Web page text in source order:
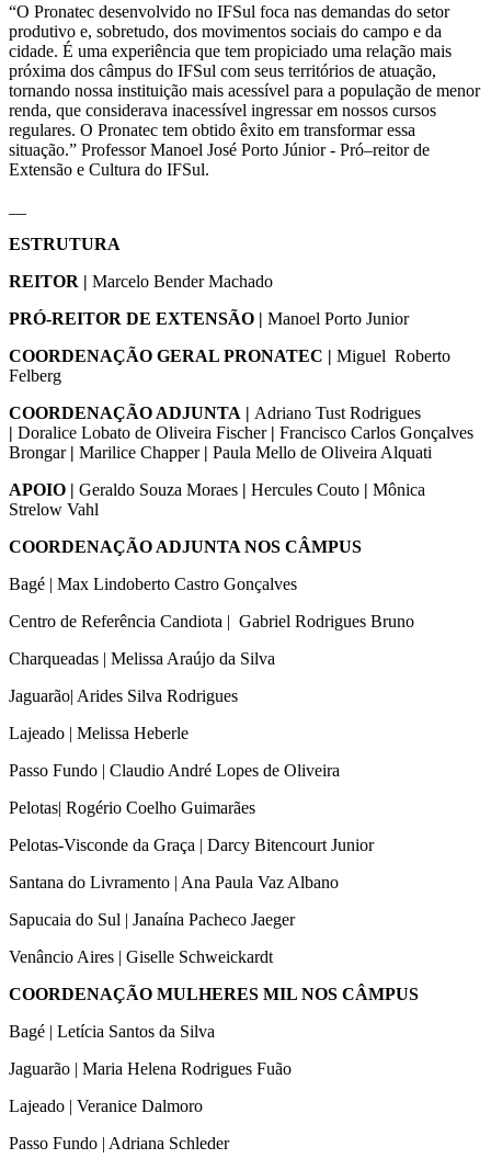
“O Pronatec desenvolvido no IFSul foca nas demandas do setor
produtivo e, sobretudo, dos movimentos sociais do campo e da
cidade. É uma experiência que tem propiciado uma relação mais
próxima dos câmpus do IFSul com seus territórios de atuação,
tornando nossa instituição mais acessível para a população de menor
renda, que considerava inacessível ingressar em nossos cursos
regulares. O Pronatec tem obtido êxito em transformar essa
situação.” Professor Manoel José Porto Júnior - Pró–reitor de
Extensão e Cultura do IFSul.
ESTRUTURA
REITOR | Marcelo Bender Machado
PRÓ-REITOR DE EXTENSÃO | Manoel Porto Junior
COORDENAÇÃO GERAL PRONATEC | Miguel Roberto
Felberg
COORDENAÇÃO ADJUNTA | Adriano Tust Rodrigues
| Doralice Lobato de Oliveira Fischer | Francisco Carlos Gonçalves
Brongar | Marilice Chapper | Paula Mello de Oliveira Alquati
APOIO | Geraldo Souza Moraes | Hercules Couto | Mônica
Strelow Vahl
COORDENAÇÃO ADJUNTA NOS CÂMPUS
Bagé | Max Lindoberto Castro Gonçalves
Centro de Referência Candiota | Gabriel Rodrigues Bruno
Charqueadas | Melissa Araújo da Silva
Jaguarão| Arides Silva Rodrigues
Lajeado | Melissa Heberle
Passo Fundo | Claudio André Lopes de Oliveira
Pelotas| Rogério Coelho Guimarães
Pelotas-Visconde da Graça | Darcy Bitencourt Junior
Santana do Livramento | Ana Paula Vaz Albano
Sapucaia do Sul | Janaína Pacheco Jaeger
Venâncio Aires | Giselle Schweickardt
COORDENAÇÃO MULHERES MIL NOS CÂMPUS
Bagé | Letícia Santos da Silva
Jaguarão | Maria Helena Rodrigues Fuão
Lajeado | Veranice Dalmoro
Passo Fundo | Adriana Schleder